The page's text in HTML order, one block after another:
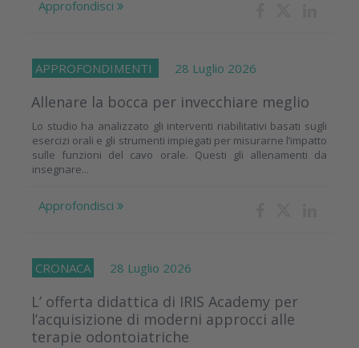
Approfondisci
APPROFONDIMENTI 28 Luglio 2026
Allenare la bocca per invecchiare meglio
Lo studio ha analizzato gli interventi riabilitativi basati sugli
esercizi orali e gli strumenti impiegati per misurarne l’impatto
sulle funzioni del cavo orale. Questi gli allenamenti da
insegnare...
Approfondisci
CRONACA 28 Luglio 2026
L’ offerta didattica di IRIS Academy per
l’acquisizione di moderni approcci alle
terapie odontoiatriche